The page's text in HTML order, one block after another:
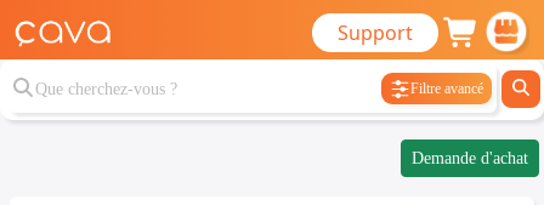
Support
Filtre avancé
Demande d'achat